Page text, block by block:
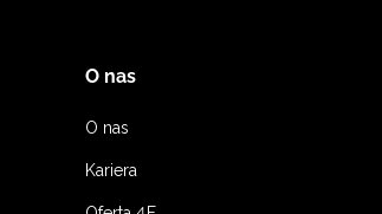
O nas
O nas
Kariera